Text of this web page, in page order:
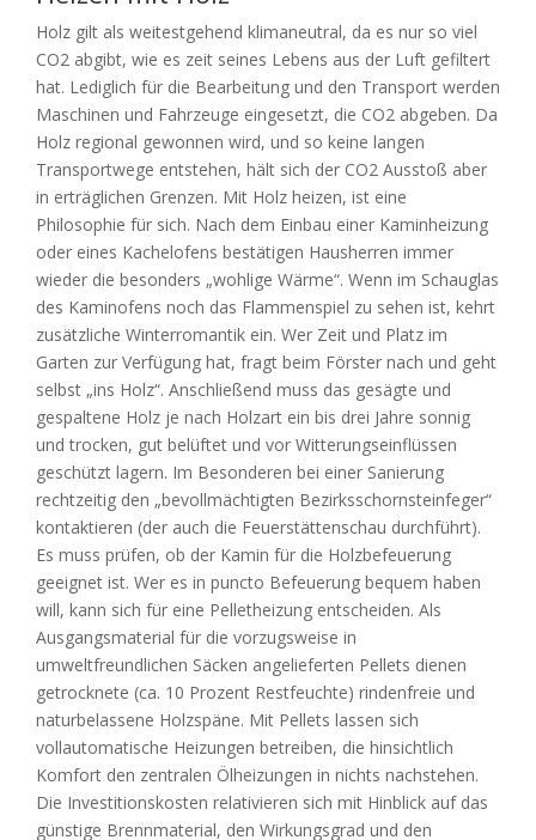
Holz gilt als weitestgehend klimaneutral, da es nur so viel
CO2 abgibt, wie es zeit seines Lebens aus der Luft gefiltert
hat. Lediglich für die Bearbeitung und den Transport werden
Maschinen und Fahrzeuge eingesetzt, die CO2 abgeben. Da
Holz regional gewonnen wird, und so keine langen
Transportwege entstehen, hält sich der CO2 Ausstoß aber
in erträglichen Grenzen. Mit Holz heizen, ist eine
Philosophie für sich. Nach dem Einbau einer Kaminheizung
oder eines Kachelofens bestätigen Hausherren immer
wieder die besonders „wohlige Wärme“. Wenn im Schauglas
des Kaminofens noch das Flammenspiel zu sehen ist, kehrt
zusätzliche Winterromantik ein. Wer Zeit und Platz im
Garten zur Verfügung hat, fragt beim Förster nach und geht
selbst „ins Holz“. Anschließend muss das gesägte und
gespaltene Holz je nach Holzart ein bis drei Jahre sonnig
und trocken, gut belüftet und vor Witterungseinflüssen
geschützt lagern. Im Besonderen bei einer Sanierung
rechtzeitig den „bevollmächtigten Bezirksschornsteinfeger“
kontaktieren (der auch die Feuerstättenschau durchführt).
Es muss prüfen, ob der Kamin für die Holzbefeuerung
geeignet ist. Wer es in puncto Befeuerung bequem haben
will, kann sich für eine Pelletheizung entscheiden. Als
Ausgangsmaterial für die vorzugsweise in
umweltfreundlichen Säcken angelieferten Pellets dienen
getrocknete (ca. 10 Prozent Restfeuchte) rindenfreie und
naturbelassene Holzspäne. Mit Pellets lassen sich
vollautomatische Heizungen betreiben, die hinsichtlich
Komfort den zentralen Ölheizungen in nichts nachstehen.
Die Investitionskosten relativieren sich mit Hinblick auf das
günstige Brennmaterial, den Wirkungsgrad und den